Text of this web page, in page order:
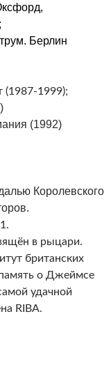
Берлин
(1987-1999);
(1992)
Королевского
в рыцари.
британских
память о Джеймсе
удачной
RIBA.